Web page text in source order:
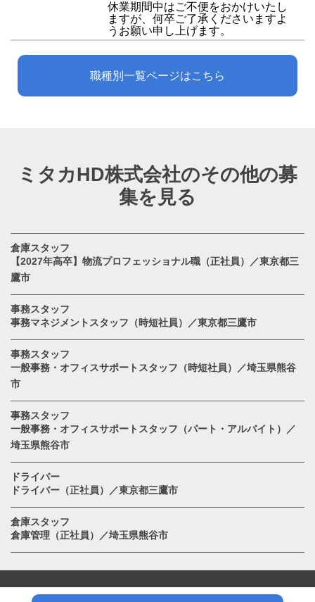
休業期間中はご不便をおかけいたし
ますが、何卒ご了承くださいますよ
うお願い申し上げます。
職種別一覧ページはこちら
ミタカHD株式会社のその他の募
集を見る
倉庫スタッフ
【2027年高卒】物流プロフェッショナル職（正社員）／東京都三
鷹市
事務スタッフ
事務マネジメントスタッフ（時短社員）／東京都三鷹市
事務スタッフ
一般事務・オフィスサポートスタッフ（時短社員）／埼玉県熊谷
市
事務スタッフ
一般事務・オフィスサポートスタッフ（パート・アルバイト）／
埼玉県熊谷市
ドライバー
ドライバー（正社員）／東京都三鷹市
倉庫スタッフ
倉庫管理（正社員）／埼玉県熊谷市
ミタカHD株式会社グループ公式サイト